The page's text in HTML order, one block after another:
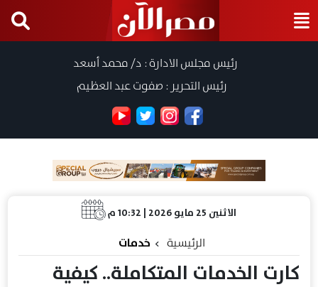
رئيس مجلس الادارة : د/ محمد أسعد
رئيس التحرير : صفوت عبد العظيم
الاثنين 25 مايو 2026 | 10:32 م
الرئيسية خدمات
كارت الخدمات المتكاملة.. كيفية